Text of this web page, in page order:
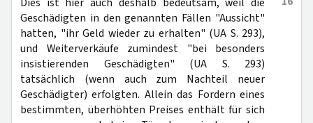
Geschädigten in den genannten Fällen "Aussicht"
hatten, "ihr Geld wieder zu erhalten" (UA S. 293),
und Weiterverkäufe zumindest "bei besonders
insistierenden Geschädigten" (UA S. 293)
tatsächlich (wenn auch zum Nachteil neuer
Geschädigter) erfolgten. Allein das Fordern eines
bestimmten, überhöhten Preises enthält für sich